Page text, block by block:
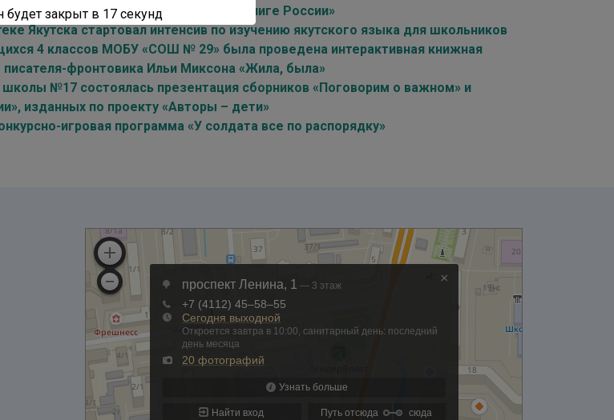
час «Флора Якутии в Красной книге России»
Якутска стартовал интенсив по изучению якутского языка для школьников
4 классов МОБУ «СОШ № 29» была проведена интерактивная книжная
писателя-фронтовика Ильи Миксона «Жила, была»
школы №17 состоялась презентация сборников «Поговорим о важном» и
изданных по проекту «Авторы – дети»
игровая программа «У солдата все по распорядку»
будет закрыт в 16 секунд